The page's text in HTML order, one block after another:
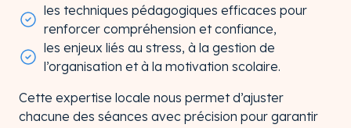
les techniques pédagogiques efficaces pour
renforcer compréhension et confiance,
les enjeux liés au stress, à la gestion de
l’organisation et à la motivation scolaire.
Cette expertise locale nous permet d’ajuster
chacune des séances avec précision pour garantir